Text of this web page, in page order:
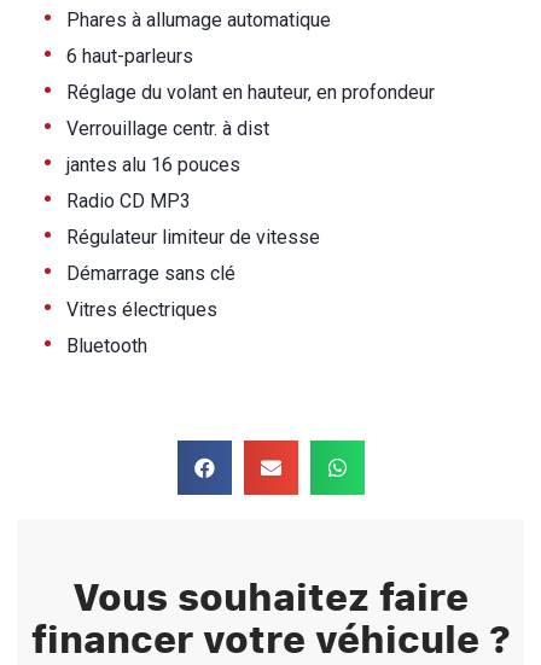
• Phares à allumage automatique
• 6 haut-parleurs
• Réglage du volant en hauteur, en profondeur
• Verrouillage centr. à dist
• jantes alu 16 pouces
• Radio CD MP3
• Régulateur limiteur de vitesse
• Démarrage sans clé
• Vitres électriques
• Bluetooth
Vous souhaitez faire
financer votre véhicule ?